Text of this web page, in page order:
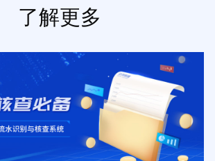
了解更多